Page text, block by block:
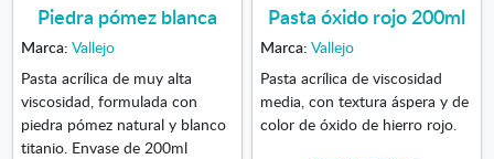
Piedra pómez blanca
Marca: Vallejo
Pasta acrílica de muy alta
viscosidad, formulada con
piedra pómez natural y blanco
titanio. Envase de 200ml
Pasta óxido rojo 200ml
Marca: Vallejo
Pasta acrílica de viscosidad
media, con textura áspera y de
color de óxido de hierro rojo.